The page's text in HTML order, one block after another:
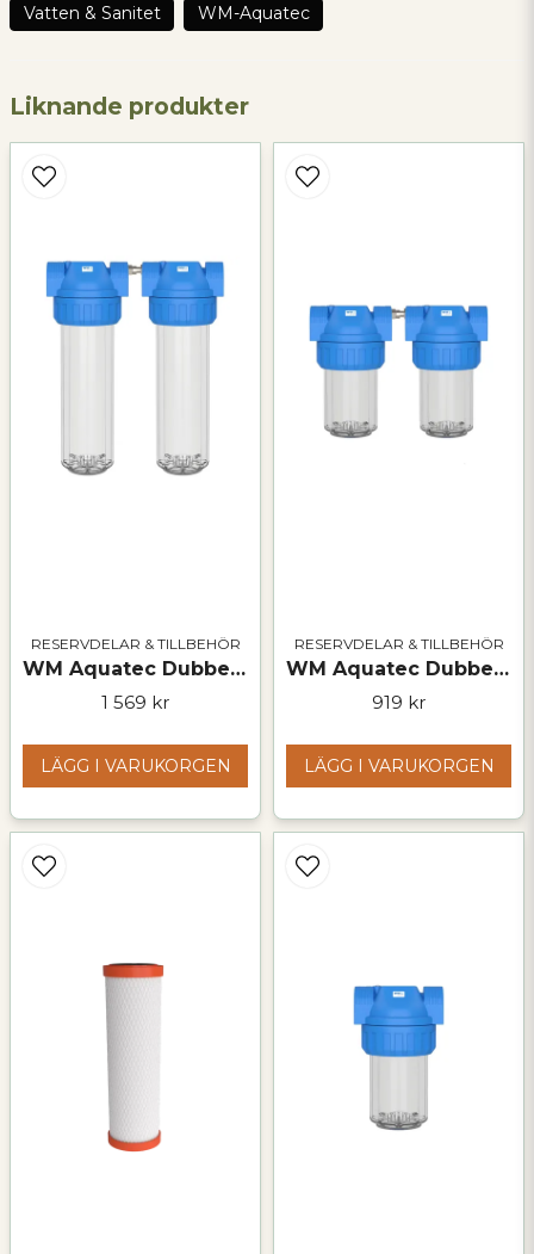
email
Mejladress
Ja, ni får publicera min fråga
Vatten & Sanitet WM-Aquatec
Liknande produkter
RESERVDELAR & TILLBEHÖR
WM Aquatec Dubbelt filterhus M – robust lösning för avancerad vattenfiltrering
1 569 kr
LÄGG I VARUKORGEN
RESERVDELAR & TILLBEHÖR
WM Aquatec Dubbelt filterhus S – för kombinerad vattenfiltrering
919 kr
LÄGG I VARUKORGEN